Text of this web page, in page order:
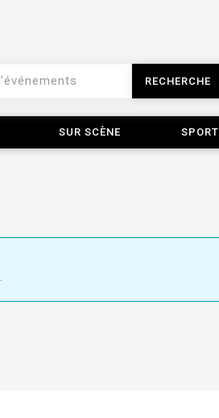
RECHERCHE
SUR SCÈNE SPORT